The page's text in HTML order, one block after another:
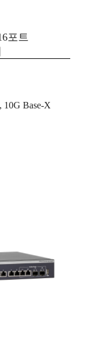
포트
, 10G Base-X